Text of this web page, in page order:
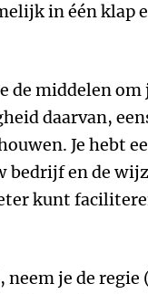
in één klap
de middelen
daarvan,
Je hebt
bedrijf en de
kunt
je de